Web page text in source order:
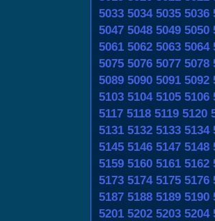
5033 5034 5035 5036
5047 5048 5049 5050
5061 5062 5063 5064
5075 5076 5077 5078
5089 5090 5091 5092
5103 5104 5105 5106
5117 5118 5119 5120
5131 5132 5133 5134
5145 5146 5147 5148
5159 5160 5161 5162
5173 5174 5175 5176
5187 5188 5189 5190
5201 5202 5203 5204